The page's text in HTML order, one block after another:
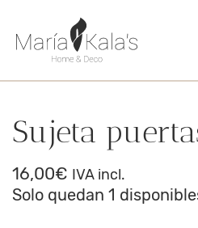
Sujeta
16,00€ IVA incl.
Solo quedan 1